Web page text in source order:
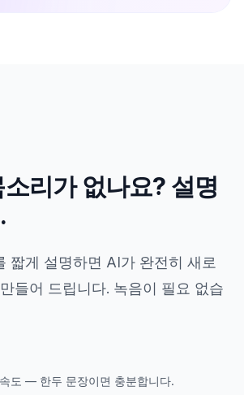
리가 없나요? 설명
짧게 설명하면 AI가 완전히 새로
들어 드립니다. 녹음이 필요 없습
도 — 한두 문장이면 충분합니다.